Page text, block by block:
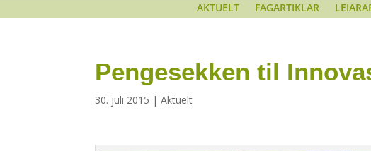
AKTUELT FAGARTIKLAR
Pengesekken til
30. juli 2015 |Aktuelt